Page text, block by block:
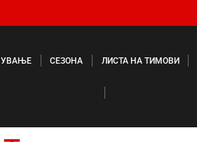
СЕЗОНА ЛИСТА НА ТИМОВИ